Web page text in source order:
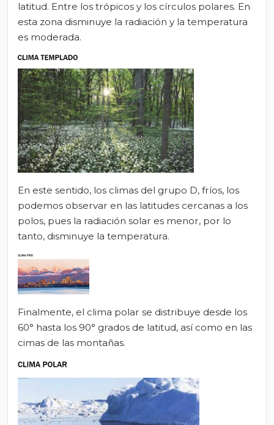
latitud. Entre los trópicos y los círculos polares. En
esta zona disminuye la radiación y la temperatura
es moderada.
En este sentido, los climas del grupo D, fríos, los
podemos observar en las latitudes cercanas a los
polos, pues la radiación solar es menor, por lo
tanto, disminuye la temperatura.
Finalmente, el clima polar se distribuye desde los
60° hasta los 90° grados de latitud, así como en las
cimas de las montañas.